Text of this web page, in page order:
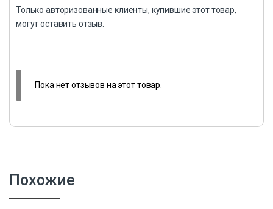
Только авторизованные клиенты, купившие этот товар,
могут оставить отзыв.
Пока нет отзывов на этот товар.
Похожие